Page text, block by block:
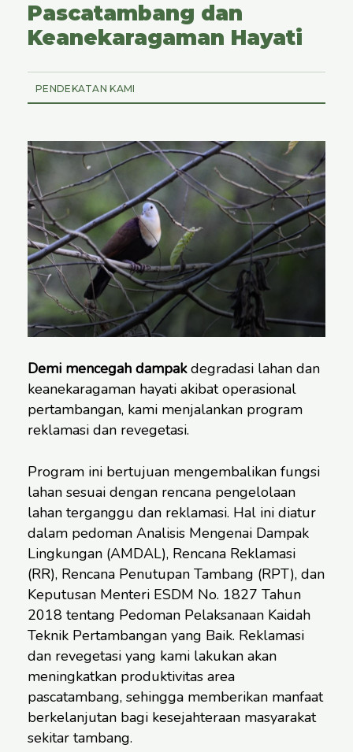
Pascatambang dan
Keanekaragaman Hayati
PENDEKATAN KAMI
Demi mencegah dampakdegradasi lahan dan
keanekaragaman hayati akibat operasional
pertambangan, kami menjalankan program
reklamasi dan revegetasi.
Program ini bertujuan mengembalikan fungsi
lahan sesuai dengan rencana pengelolaan
lahan terganggu dan reklamasi. Hal ini diatur
dalam pedoman Analisis Mengenai Dampak
Lingkungan (AMDAL), Rencana Reklamasi
(RR), Rencana Penutupan Tambang (RPT), dan
Keputusan Menteri ESDM No. 1827 Tahun
2018 tentang Pedoman Pelaksanaan Kaidah
Teknik Pertambangan yang Baik. Reklamasi
dan revegetasi yang kami lakukan akan
meningkatkan produktivitas area
pascatambang, sehingga memberikan manfaat
berkelanjutan bagi kesejahteraan masyarakat
sekitar tambang.